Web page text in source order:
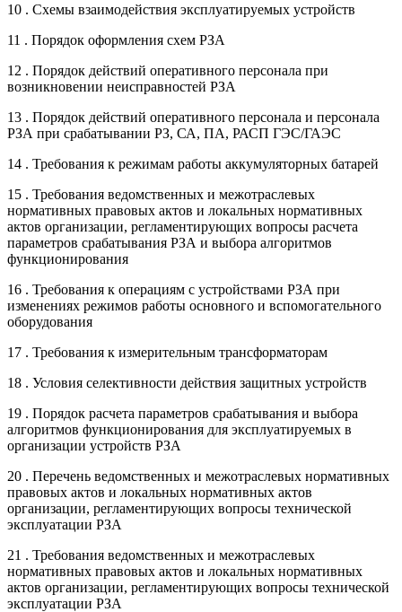
10 . Схемы взаимодействия эксплуатируемых устройств
11 . Порядок оформления схем РЗА
12 . Порядок действий оперативного персонала при
возникновении неисправностей РЗА
13 . Порядок действий оперативного персонала и персонала
РЗА при срабатывании РЗ, СА, ПА, РАСП ГЭС/ГАЭС
14 . Требования к режимам работы аккумуляторных батарей
15 . Требования ведомственных и межотраслевых
нормативных правовых актов и локальных нормативных
актов организации, регламентирующих вопросы расчета
параметров срабатывания РЗА и выбора алгоритмов
функционирования
16 . Требования к операциям с устройствами РЗА при
изменениях режимов работы основного и вспомогательного
оборудования
17 . Требования к измерительным трансформаторам
18 . Условия селективности действия защитных устройств
19 . Порядок расчета параметров срабатывания и выбора
алгоритмов функционирования для эксплуатируемых в
организации устройств РЗА
20 . Перечень ведомственных и межотраслевых нормативных
правовых актов и локальных нормативных актов
организации, регламентирующих вопросы технической
эксплуатации РЗА
21 . Требования ведомственных и межотраслевых
нормативных правовых актов и локальных нормативных
актов организации, регламентирующих вопросы технической
эксплуатации РЗА